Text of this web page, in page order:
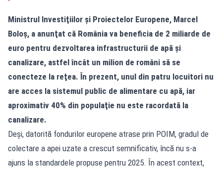
Ministrul Investiţiilor şi Proiectelor Europene, Marcel
Boloş, a anunţat că România va beneficia de 2 miliarde de
euro pentru dezvoltarea infrastructurii de apă şi
canalizare, astfel încât un milion de români să se
conecteze la reţea. În prezent, unul din patru locuitori nu
are acces la sistemul public de alimentare cu apă, iar
aproximativ 40% din populaţie nu este racordată la
canalizare.
Deşi, datorită fondurilor europene atrase prin POIM, gradul de
colectare a apei uzate a crescut semnificativ, încă nu s-a
ajuns la standardele propuse pentru 2025. În acest context,